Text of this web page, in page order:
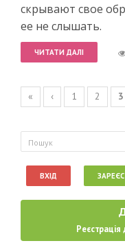
скрывают свое
ее не слышать.
ЧИТАТИ ДАЛІ
Сторінки
« ‹ 1 2 3
Пошук
ВХІД
Реєстрація